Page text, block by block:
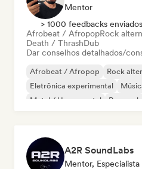
Mentor
> 1000 feedbacks enviados
Afrobeat / AfropopRock
Death / ThrashDub
Dar conselhos detalhados/
Afrobeat / Afropop Rock
Eletrônica experimental
Metal / Heavy metal
Pop rock
A2R SoundLabs
Mentor, Especialista